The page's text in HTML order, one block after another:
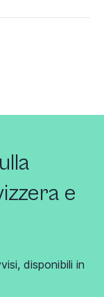
e
disponibili in